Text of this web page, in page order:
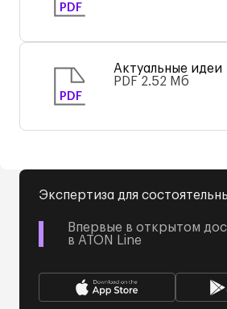
PDF
PDF
Актуальные идеи
PDF 2.52 Мб
Экспертиза для
Впервые в открытом
в ATON Line